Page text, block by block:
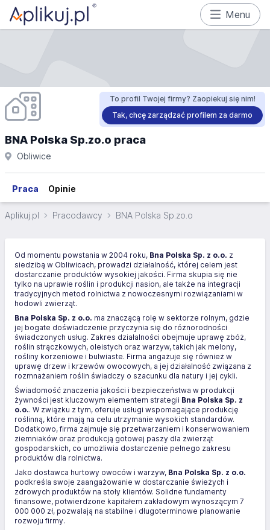
Menu
To profil Twojej firmy? Zaopiekuj się nim!
Tak, chcę zarządzać profilem za darmo
BNA Polska Sp.zo.o praca
Obliwice
Praca Opinie
Aplikuj.pl Pracodawcy BNA Polska Sp.zo.o
Od momentu powstania w 2004 roku, Bna Polska Sp. z o.o. z
siedzibą w Obliwicach, prowadzi działalność, której celem jest
dostarczanie produktów wysokiej jakości. Firma skupia się nie
tylko na uprawie roślin i produkcji nasion, ale także na integracji
tradycyjnych metod rolnictwa z nowoczesnymi rozwiązaniami w
hodowli zwierząt.
Bna Polska Sp. z o.o. ma znaczącą rolę w sektorze rolnym, gdzie
jej bogate doświadczenie przyczynia się do różnorodności
świadczonych usług. Zakres działalności obejmuje uprawę zbóż,
roślin strączkowych, oleistych oraz warzyw, takich jak melony,
rośliny korzeniowe i bulwiaste. Firma angażuje się również w
uprawę drzew i krzewów owocowych, a jej działalność związana z
rozmnażaniem roślin świadczy o szacunku dla natury i jej cykli.
Świadomość znaczenia jakości i bezpieczeństwa w produkcji
żywności jest kluczowym elementem strategii Bna Polska Sp. z
o.o.. W związku z tym, oferuje usługi wspomagające produkcję
roślinną, które mają na celu utrzymanie wysokich standardów.
Dodatkowo, firma zajmuje się przetwarzaniem i konserwowaniem
ziemniaków oraz produkcją gotowej paszy dla zwierząt
gospodarskich, co umożliwia dostarczenie pełnego zakresu
produktów dla rolnictwa.
Jako dostawca hurtowy owoców i warzyw, Bna Polska Sp. z o.o.
podkreśla swoje zaangażowanie w dostarczanie świeżych i
zdrowych produktów na stoły klientów. Solidne fundamenty
finansowe, potwierdzone kapitałem zakładowym wynoszącym 7
000 000 zł, pozwalają na stabilne i długoterminowe planowanie
rozwoju firmy.